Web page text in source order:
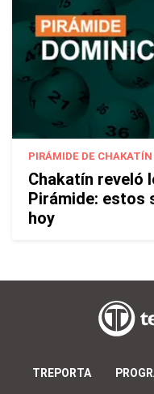
PIRÁMIDE DE CHAKATÍN
Chakatín reveló
Pirámide: estos
hoy
TREPORTA